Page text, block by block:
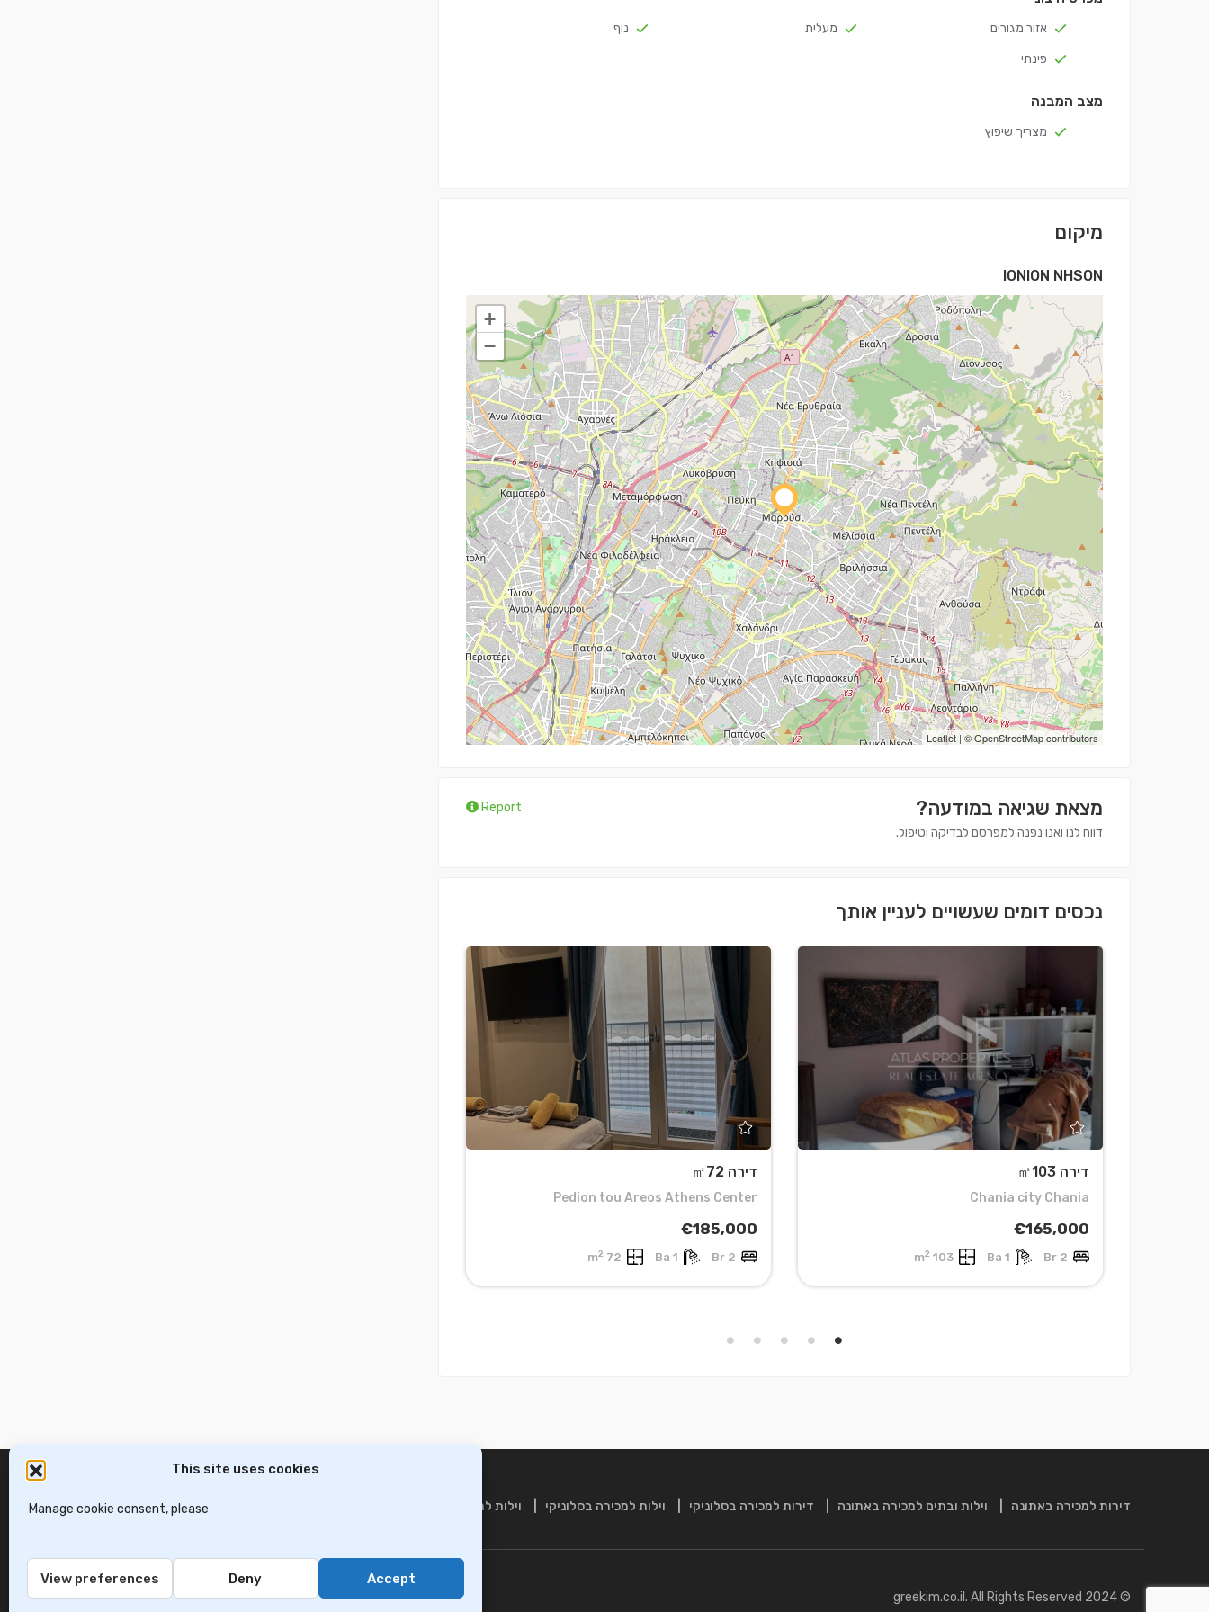
This site uses cookies
Manage cookie consent, please
Accept
Deny
View preferences
אזור מגורים מעלית
נוף
פינתי
מצב המבנה
מצריך שיפוץ
מיקום
IONION NHSON
+
−
Leaflet | ©OpenStreetMapcontributors
Report מצאת שגיאה במודעה?
דווח לנו ואנו נפנה למפרסם לבדיקה וטיפול.
נכסים דומים שעשויים לעניין אותך
דירה ㎡103
Chania city Chania
€165,000
2 Br
1 Ba
103 m
2
דירה ㎡72
Pedion tou Areos Athens Center
€185,000
2 Br
1 Ba
72 m
2
דירות למכירה באתונה וילות ובתים למכירה באתונה דירות למכירה בסלוניקי וילות למכירה בסלוניקי וילות למכירה בכרתים
Privacy Policy
Contact Us © 2024 greekim.co.il. All Rights Reserved